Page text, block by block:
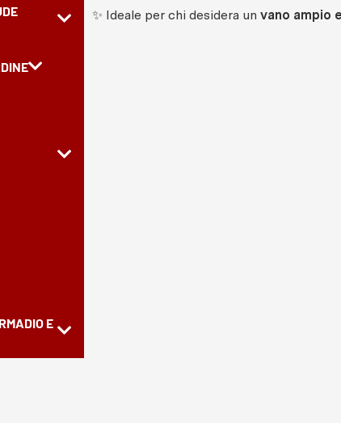
E
✨ Ideale per chi desidera un vano ampio